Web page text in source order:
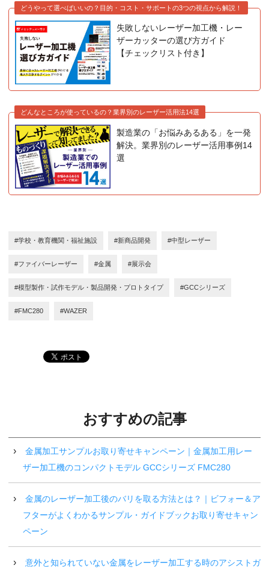
どうやって選べばいいの？目的・コスト・サポートの3つの視点から解説！
失敗しないレーザー加工機・レー
ザーカッターの選び方ガイド
【チェックリスト付き】
どんなところが使っているの？業界別のレーザー活用法14選
製造業の「お悩みあるある」を一発
解決。業界別のレーザー活用事例14
選
#学校・教育機関・福祉施設 #新商品開発 #中型レーザー
#ファイバーレーザー #金属 #展示会
#模型製作・試作モデル・製品開発・プロトタイプ #GCCシリーズ
#FMC280 #WAZER
おすすめの記事
金属加工サンプルお取り寄せキャンペーン｜金属加工用レー
ザー加工機のコンパクトモデル GCCシリーズ FMC280
金属のレーザー加工後のバリを取る方法とは？｜ビフォー＆ア
フターがよくわかるサンプル・ガイドブックお取り寄せキャン
ペーン
意外と知られていない金属をレーザー加工する時のアシストガ